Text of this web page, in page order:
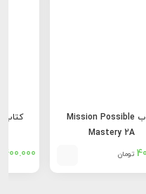
کتاب Mission Possible
Mastery 2A
تومان 400.000